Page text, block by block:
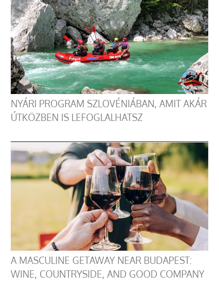
NYÁRI PROGRAM SZLOVÉNIÁBAN, AMIT AKÁR
ÚTKÖZBEN IS LEFOGLALHATSZ
A MASCULINE GETAWAY NEAR BUDAPEST:
WINE, COUNTRYSIDE, AND GOOD COMPANY